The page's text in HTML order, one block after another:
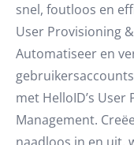
snel, foutloos en
User Provisioning
Automatiseer en
met HelloID’s User
Management.